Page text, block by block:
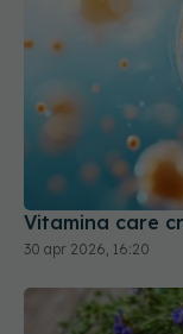
Vitamina care
30 apr 2026, 16:20